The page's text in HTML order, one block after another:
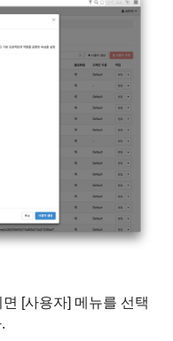
[사용자] 메뉴를 선택
.